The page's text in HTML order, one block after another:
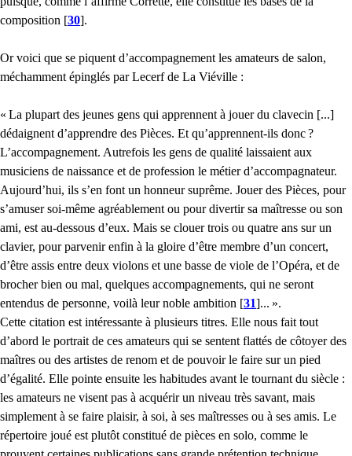
composition [30].
Or voici que se piquent d’accompagnement les amateurs de salon,
méchamment épinglés par Lecerf de La Viéville :
« La plupart des jeunes gens qui apprennent à jouer du clavecin [...]
dédaignent d’apprendre des Pièces. Et qu’apprennent-ils donc?
L’accompagnement. Autrefois les gens de qualité laissaient aux
musiciens de naissance et de profession le métier d’accompagnateur.
Aujourd’hui, ils s’en font un honneur suprême. Jouer des Pièces, pour
s’amuser soi-même agréablement ou pour divertir sa maîtresse ou son
ami, est au-dessous d’eux. Mais se clouer trois ou quatre ans sur un
clavier, pour parvenir enfin à la gloire d’être membre d’un concert,
d’être assis entre deux violons et une basse de viole de l’Opéra, et de
brocher bien ou mal, quelques accompagnements, qui ne seront
entendus de personne, voilà leur noble ambition [31]... ».
Cette citation est intéressante à plusieurs titres. Elle nous fait tout
d’abord le portrait de ces amateurs qui se sentent flattés de côtoyer des
maîtres ou des artistes de renom et de pouvoir le faire sur un pied
d’égalité. Elle pointe ensuite les habitudes avant le tournant du siècle :
les amateurs ne visent pas à acquérir un niveau très savant, mais
simplement à se faire plaisir, à soi, à ses maîtresses ou à ses amis. Le
répertoire joué est plutôt constitué de pièces en solo, comme le